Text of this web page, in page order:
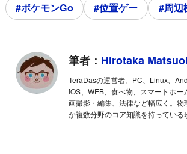
#ポケモンGo
#位置ゲー #周辺
筆者： Hirotaka
TeraDasの運営者。PC、Linux、
iOS、WEB、食べ物、スマートホー
画撮影・編集、法律など幅広く。
か複数分野のコア知識を持っている